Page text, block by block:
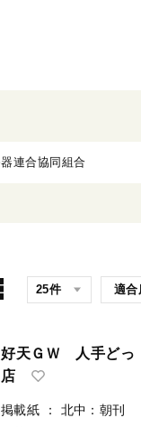
好天ＧＷ 人手ど
店
掲載紙 ：
北中：朝刊